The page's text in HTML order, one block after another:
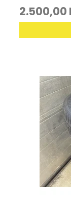
2.500,00